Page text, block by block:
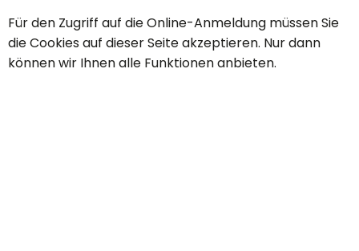
Für den Zugriff auf die Online-Anmeldung müssen Sie
die Cookies auf dieser Seite akzeptieren. Nur dann
können wir Ihnen alle Funktionen anbieten.